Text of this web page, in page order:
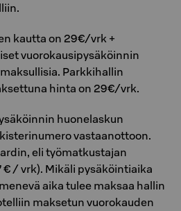
kautta on 29€/vrk +
vuorokausipysäköinnin
Parkkihallin
hinta on 29€/vrk.
huonelaskun
vastaanottoon.
eli työmatkustajan
/ vrk). Mikäli pysäköintiaika
aika tulee maksaa hallin
maksetun vuorokauden